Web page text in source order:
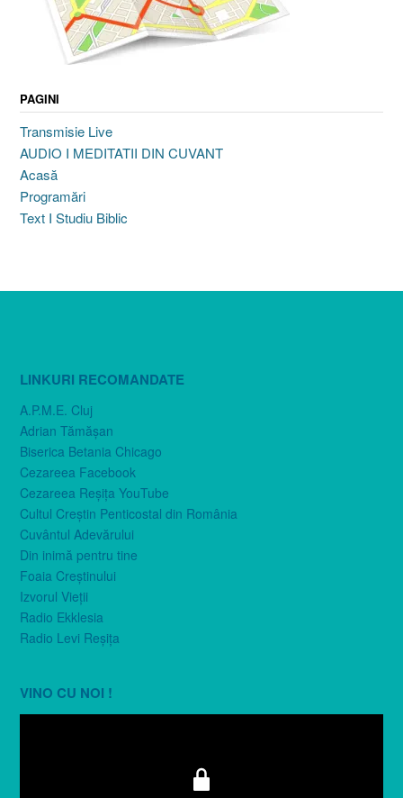
PAGINI
Transmisie Live
AUDIO I MEDITATII DIN CUVANT
Acasă
Programări
Text I Studiu Biblic
LINKURI RECOMANDATE
A.P.M.E. Cluj
Adrian Tămăşan
Biserica Betania Chicago
Cezareea Facebook
Cezareea Reşiţa YouTube
Cultul Creştin Penticostal din România
Cuvântul Adevărului
Din inimă pentru tine
Foaia Creştinului
Izvorul Vieţii
Radio Ekklesia
Radio Levi Reşiţa
VINO CU NOI !